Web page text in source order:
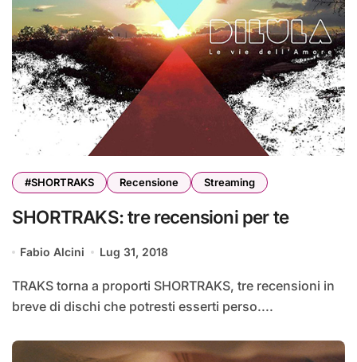
#SHORTRAKS Recensione Streaming
SHORTRAKS: tre recensioni per te
Fabio Alcini Lug 31, 2018
TRAKS torna a proporti SHORTRAKS, tre recensioni in
breve di dischi che potresti esserti perso....